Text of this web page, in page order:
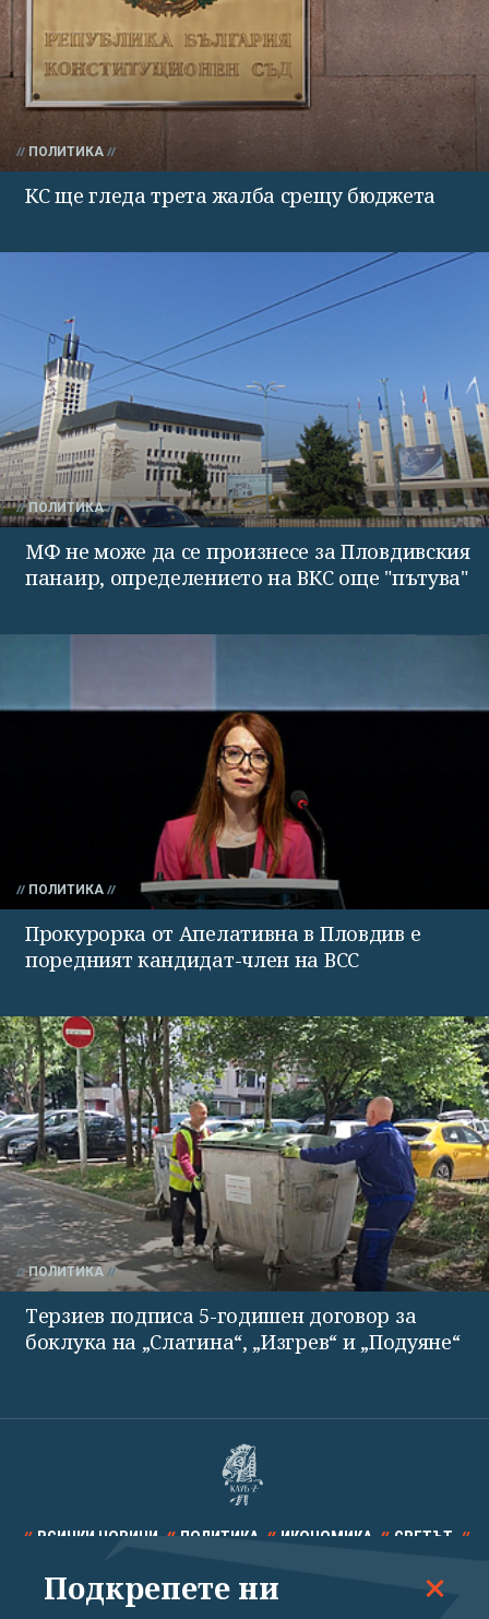
ПОЛИТИКА
КС ще гледа трета жалба срещу бюджета
ПОЛИТИКА
МФ не може да се произнесе за Пловдивския
панаир, определението на ВКС още "пътува"
ПОЛИТИКА
Прокурорка от Апелативна в Пловдив е
поредният кандидат-член на ВСС
ПОЛИТИКА
Терзиев подписа 5-годишен договор за
боклука на „Слатина“, „Изгрев“ и „Подуяне“
ВСИЧКИ НОВИНИ ПОЛИТИКА ИКОНОМИКА СВЕТЪТ
СПОРТ КУЛТУРА ТЕХНОЛОГИИ КАЛЕЙДОСКОП
Подкрепете ни